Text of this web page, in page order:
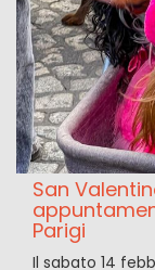
San
Parigi
Il sabato 14